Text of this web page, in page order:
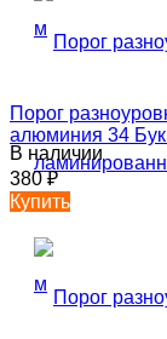
Порог
алюминия 34
В наличии
380₽
Купить